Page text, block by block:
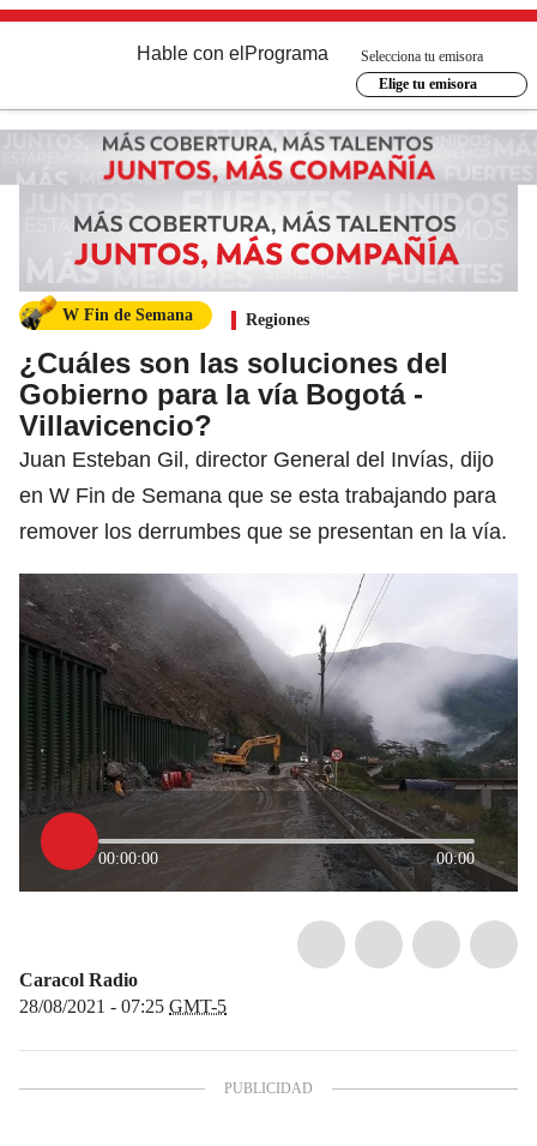
Hable con el Programa
Selecciona tu emisora
Elige tu emisora
W Fin de Semana Regiones
¿Cuáles son las soluciones del
Gobierno para la vía Bogotá -
Villavicencio?
Juan Esteban Gil, director General del Invías, dijo
en W Fin de Semana que se esta trabajando para
remover los derrumbes que se presentan en la vía.
00:00:00 00:00
Caracol Radio
28/08/2021 - 07:25 GMT-5